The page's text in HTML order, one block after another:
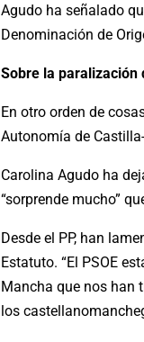
Agudo ha señalado
Denominación de
Sobre la paralización
En otro orden de
Autonomía de
Carolina Agudo ha
“sorprende mucho”
Desde el PP, han
Estatuto. “El PSOE
Mancha que nos han
los